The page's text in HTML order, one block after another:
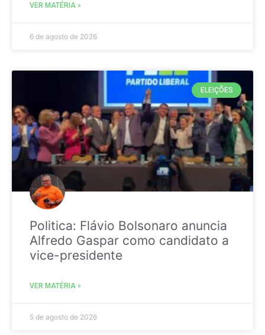
VER MATÉRIA »
6 de agosto de 2026
ELEIÇÕES
Politica: Flávio Bolsonaro anuncia
Alfredo Gaspar como candidato a
vice-presidente
VER MATÉRIA »
5 de agosto de 2026